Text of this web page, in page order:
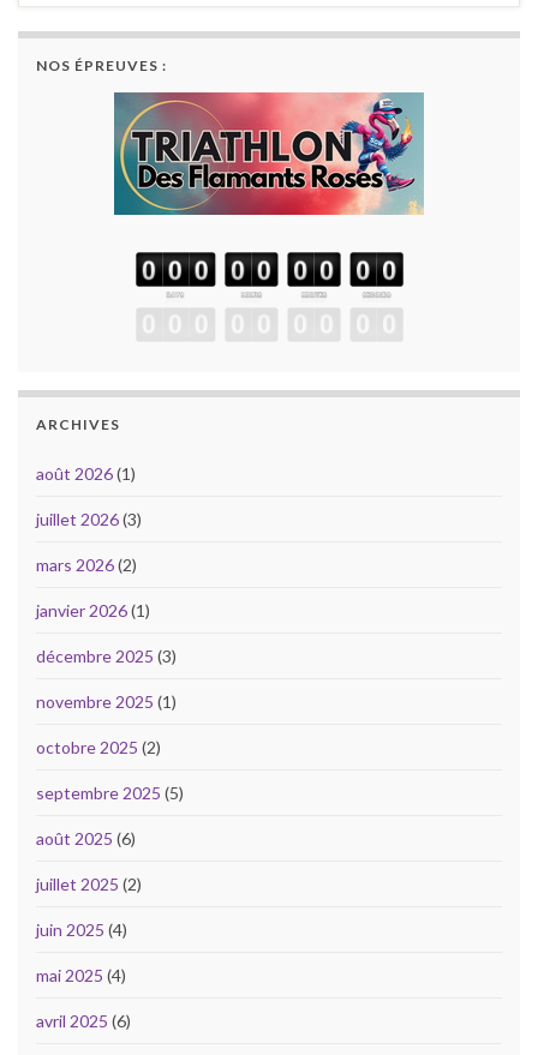
NOS ÉPREUVES :
ARCHIVES
août 2026(1)
juillet 2026(3)
mars 2026(2)
janvier 2026(1)
décembre 2025 (3)
novembre 2025 (1)
octobre 2025 (2)
septembre 2025 (5)
août 2025 (6)
juillet 2025 (2)
juin 2025 (4)
mai 2025 (4)
avril 2025 (6)